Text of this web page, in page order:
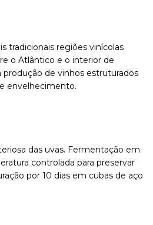
tradicionais regiões vinícolas
o Atlântico e o interior de
produção de vinhos estruturados
envelhecimento.
das uvas. Fermentação em
controlada para preservar
por 10 dias em cubas de aço